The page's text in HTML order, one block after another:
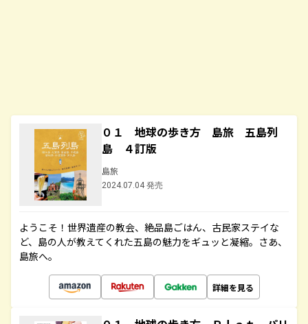
０１ 地球の歩き方 島旅 五島列
島 ４訂版
島旅
2024.07.04 発売
ようこそ！世界遺産の教会、絶品島ごはん、古民家ステイな
ど、島の人が教えてくれた五島の魅力をギュッと凝縮。さあ、
島旅へ。
詳細を見る